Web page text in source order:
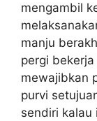
mengambil
manju
pergi
mewajibkan
purvi
sendiri kalau